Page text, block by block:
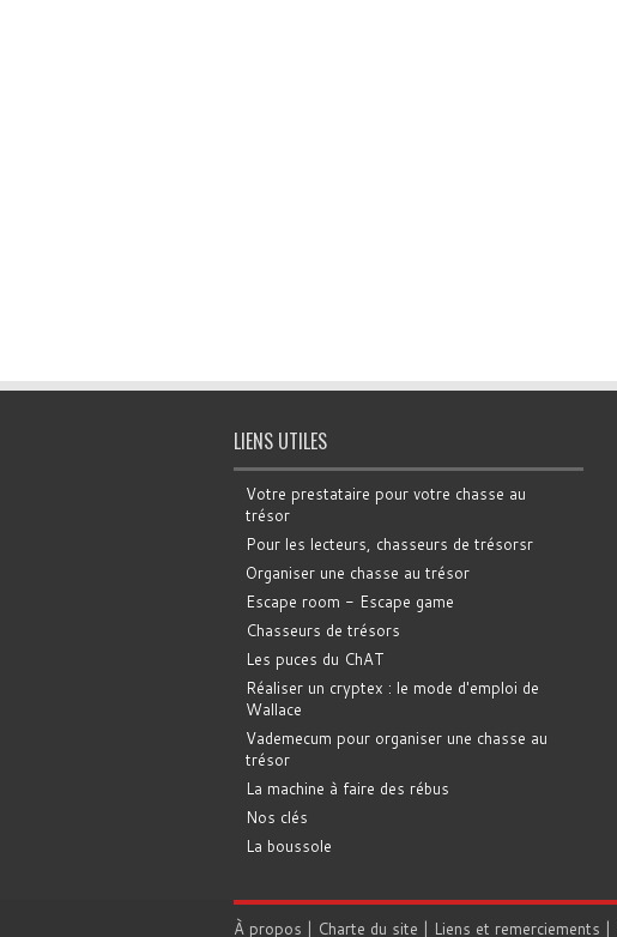
LIENS UTILES
Votre prestataire pour votre chasse au
trésor
Pour les lecteurs, chasseurs de trésorsr
Organiser une chasse au trésor
Escape room - Escape game
Chasseurs de trésors
Les puces du ChAT
Réaliser un cryptex : le mode d'emploi de
Wallace
Vademecum pour organiser une chasse au
trésor
La machine à faire des rébus
Nos clés
La boussole
À propos | Charte du site | Liens et remerciements |